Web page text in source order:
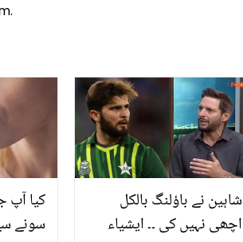
کیا آپ
سونے
شاہین نے باؤلنگ بالکل
اچھی نہیں کی ۔۔ ایشیاء